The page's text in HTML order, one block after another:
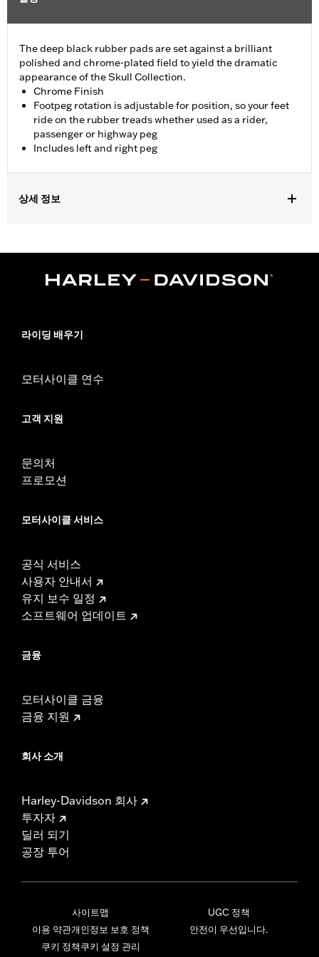
The deep black rubber pads are set against a brilliant
polished and chrome-plated field to yield the dramatic
appearance of the Skull Collection.
Chrome Finish
Footpeg rotation is adjustable for position, so your feet
ride on the rubber treads whether used as a rider,
passenger or highway peg
Includes left and right peg
상세 정보
Collection: Willie G. Skull
WARRANTY:1 year limited warranty – Go to
라이딩 배우기
모터사이클 연수
고객 지원
문의처
프로모션
모터사이클 서비스
공식 서비스
사용자 안내서
유지 보수 일정
소프트웨어 업데이트
금융
모터사이클 금융
금융 지원
회사 소개
Harley-Davidson 회사
투자자
딜러 되기
공장 투어
사이트맵
이용 약관개인정보 보호 정책
쿠키 정책쿠키 설정 관리
UGC 정책
안전이 우선입니다.